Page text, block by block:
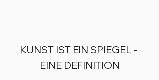
KUNST IST EIN SPIEGEL -
EINE DEFINITION